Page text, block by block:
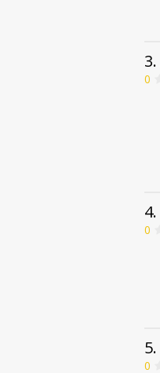
3.
0
4.
0
5.
0